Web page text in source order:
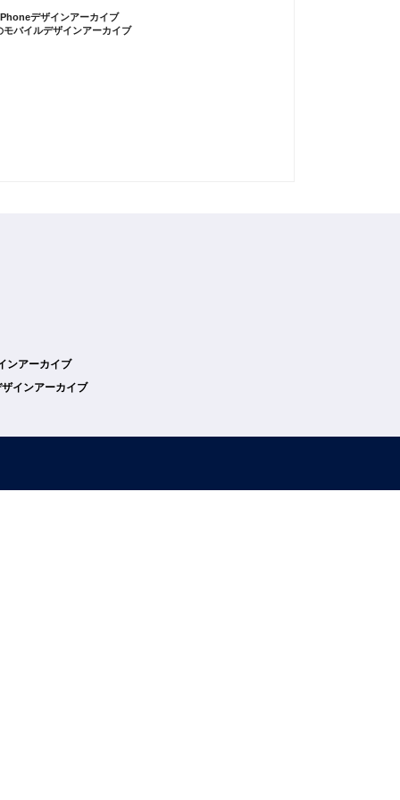
デザインアーカイブ
バイルデザインアーカイブ
ンアーカイブ
インアーカイブ